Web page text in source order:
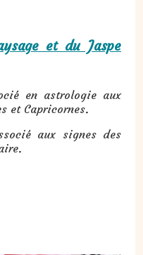
et du Jaspe
en astrologie aux
et Capricornes.
aux signes des